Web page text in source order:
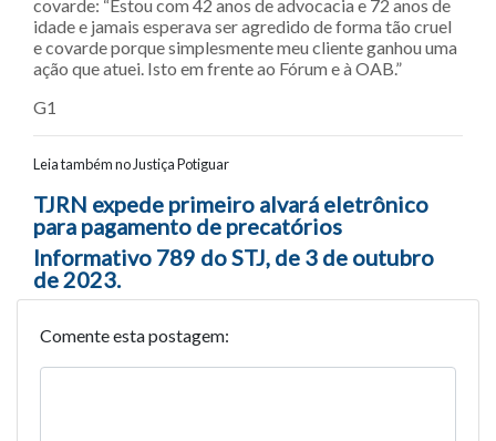
covarde: “Estou com 42 anos de advocacia e 72 anos de
idade e jamais esperava ser agredido de forma tão cruel
e covarde porque simplesmente meu cliente ganhou uma
ação que atuei. Isto em frente ao Fórum e à OAB.”
G1
Leia também no Justiça Potiguar
Navegação entre posts
TJRN expede primeiro alvará eletrônico
para pagamento de precatórios
Informativo 789 do STJ, de 3 de outubro
de 2023.
Comente esta postagem: